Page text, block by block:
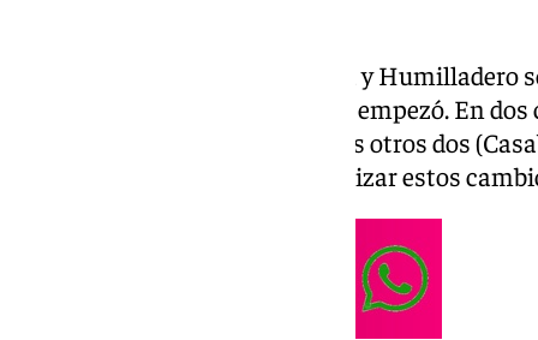
, Casabermeja, Periana y
año con regidor diferente al que empezó. En
hubo moción de censura y en los otros dos
motivos los que obligaron a realizar estos